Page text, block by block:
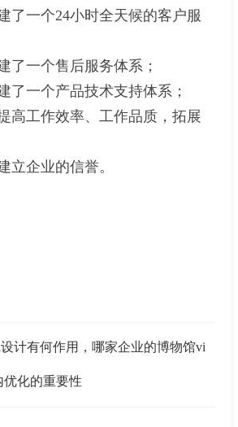
了一个24小时全天候的客户服
了一个售后服务体系；
了一个产品技术支持体系；
高工作效率、工作品质，拓展
立企业的信誉。
计有何作用，哪家企业的博物馆vi
优化的重要性